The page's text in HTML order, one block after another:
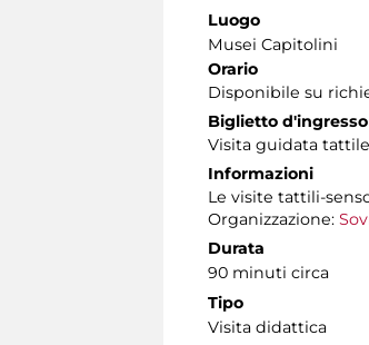
Luogo
Musei Capitolini
Orario
Disponibile su
Biglietto d'ingresso
Visita guidata
Informazioni
Le visite tattili-
Organizzazione:
Durata
90 minuti circa
Tipo
Visita didattica